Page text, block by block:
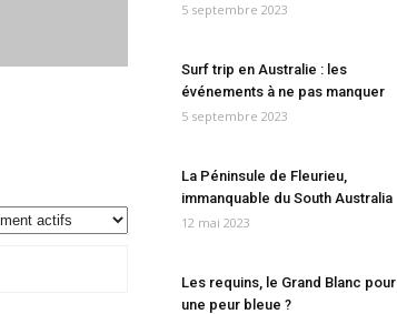
5 septembre 2023
Surf trip en Australie : les
événements à ne pas manquer
5 septembre 2023
La Péninsule de Fleurieu,
immanquable du South Australia
12 mai 2023
Les requins, le Grand Blanc pour
une peur bleue ?